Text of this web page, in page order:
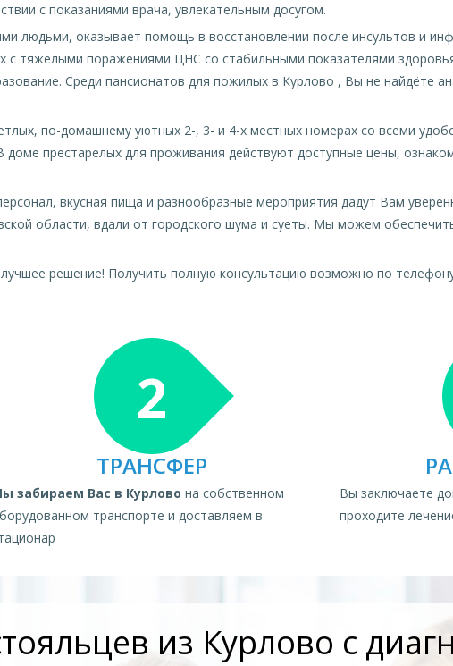
с показаниями врача, увлекательным досугом.
людьми, оказывает помощь в восстановлении после инсультов и
тяжелыми поражениями ЦНС со стабильными показателями
Среди пансионатов для пожилых в Курлово , Вы не найдёте
по-домашнему уютных 2-, 3- и 4-х местных номерах со всеми
престарелых для проживания действуют доступные цены,
вкусная пища и разнообразные мероприятия дадут Вам
области, вдали от городского шума и суеты. Мы можем
решение! Получить полную консультацию возможно по
2
ТРАНСФЕР
забираем Вас в Курлово на собственном
транспорте и доставляем в
Вы заключаете
проходите
из Курлово с